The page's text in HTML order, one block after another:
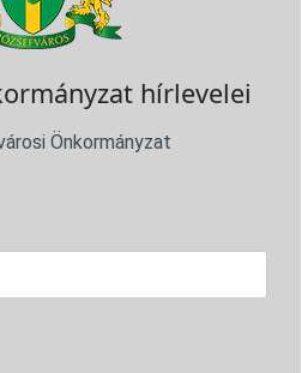
hírlevelei
Önkormányzat